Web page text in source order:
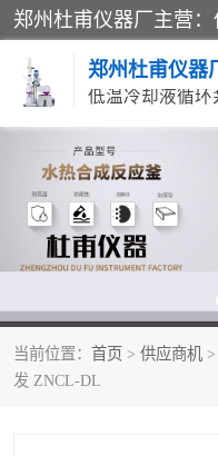
郑州杜甫仪器厂
当前位置： 首页 > 供应商机 >
发 ZNCL-DL
循环水真空泵厂家
低温冷却液循环泵厂家
旋转蒸发器厂家